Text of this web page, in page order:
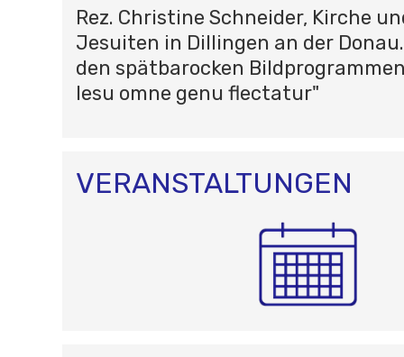
Rez. Christine Schneider, Kirche
Jesuiten in Dillingen an der
den spätbarocken
Iesu omne genu flectatur"
VERANSTALTUNGEN